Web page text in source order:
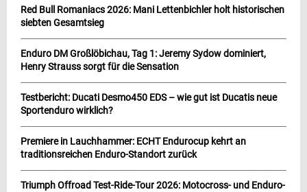
Red Bull Romaniacs 2026: Mani Lettenbichler holt historischen
siebten Gesamtsieg
Enduro DM Großlöbichau, Tag 1: Jeremy Sydow dominiert,
Henry Strauss sorgt für die Sensation
Testbericht: Ducati Desmo450 EDS – wie gut ist Ducatis neue
Sportenduro wirklich?
Premiere in Lauchhammer: ECHT Endurocup kehrt an
traditionsreichen Enduro-Standort zurück
Triumph Offroad Test-Ride-Tour 2026: Motocross- und Enduro-